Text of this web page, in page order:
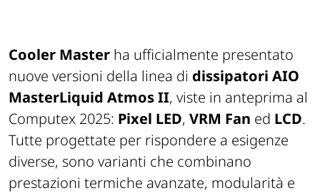
Cooler Master ha ufficialmente presentato
nuove versioni della linea di dissipatori AIO
MasterLiquid Atmos II, viste in anteprima al
Computex 2025: Pixel LED, VRM Fan ed LCD.
Tutte progettate per rispondere a esigenze
diverse, sono varianti che combinano
prestazioni termiche avanzate, modularità e